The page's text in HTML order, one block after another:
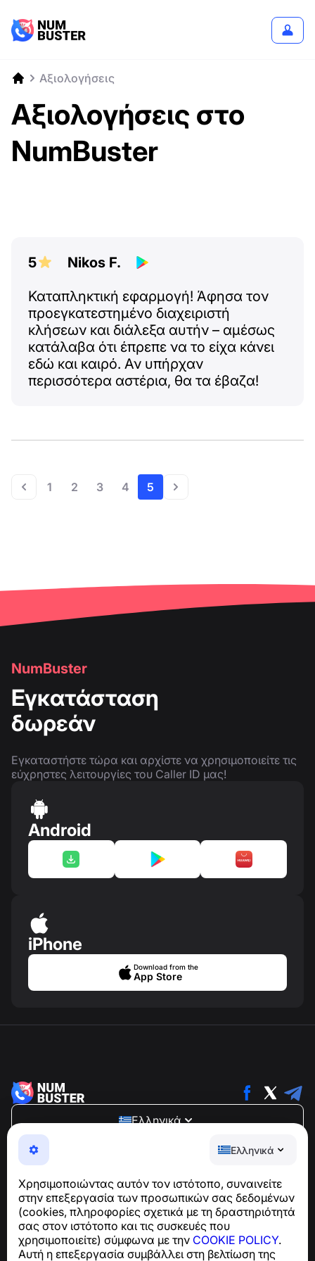
Ελληνικά
Χρησιμοποιώντας αυτόν τον ιστότοπο, συναινείτε
στην επεξεργασία των προσωπικών σας δεδομένων
(cookies, πληροφορίες σχετικά με τη δραστηριότητά
σας στον ιστότοπο και τις συσκευές που
χρησιμοποιείτε) σύμφωνα με την COOKIE POLICY.
Αυτή η επεξεργασία συμβάλλει στη βελτίωση της
Αξιολογήσεις
Αξιολογήσεις στο
NumBuster
5
Nikos F.
Καταπληκτική εφαρμογή! Άφησα τον
προεγκατεστημένο διαχειριστή
κλήσεων και διάλεξα αυτήν – αμέσως
κατάλαβα ότι έπρεπε να το είχα κάνει
εδώ και καιρό. Αν υπήρχαν
περισσότερα αστέρια, θα τα έβαζα!
1 2 3 4 5
NumBuster
Εγκατάσταση
δωρεάν
Εγκαταστήστε τώρα και αρχίστε να χρησιμοποιείτε τις
εύχρηστες λειτουργίες του Caller ID μας!
Android
iPhone
Download from the
App Store
Ελληνικά
NumBuster © 2013—2026 ·
support@numbuster.com
Μια εύχρηστη εφαρμογή που σας προστατεύει από
Για ερωτήσεις σχετικά με τη συμμόρφωση με το GDPR:
support@numbuster.com
Κέντρο βοήθειας